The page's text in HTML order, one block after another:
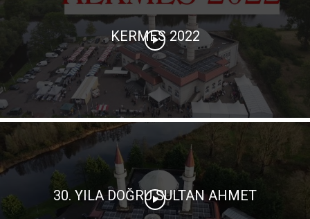
KERMES 2022
30. YILA DOĞRU SULTAN AHMET